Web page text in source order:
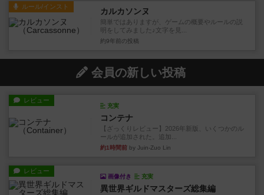
ルール/インスト カルカソンヌ
簡単ではありますが、ゲームの概要やルールの説
明をしてみました♪文字を見...
約9年前 の投稿
会員の新しい投稿
レビュー
充実
コンテナ
【ざっくりレビュー】2026年新版、いくつかのル
ールが追加された。追加...
約1時間前 by Juin-Zuo Lin
レビュー
画像付き 充実
異世界ギルドマスターズ総集編